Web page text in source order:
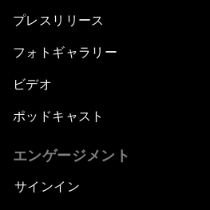
プレスリリース
フォトギャラリー
ビデオ
ポッドキャスト
エンゲージメント
サインイン